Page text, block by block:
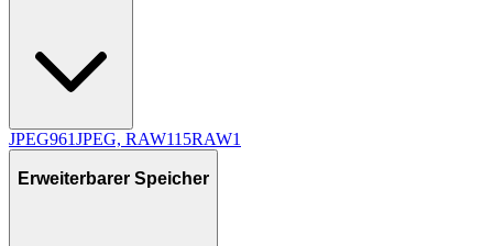
JPEG961JPEG, RAW115RAW1
Erweiterbarer Speicher